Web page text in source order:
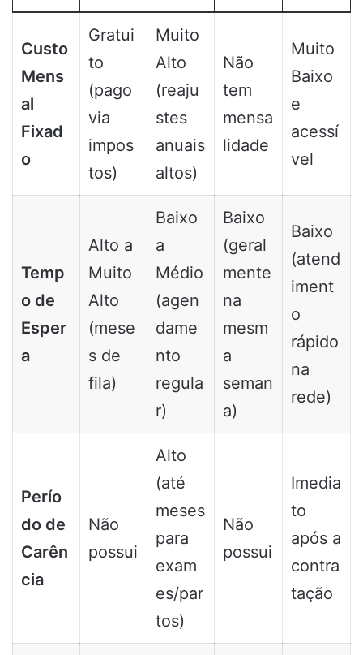
Custo
Mens
al
Fixad
o
Gratui
to
(pago
via
impos
tos)
Muito
Alto
(reaju
stes
anuais
altos)
Não
tem
mensa
lidade
Muito
Baixo
e
acessí
vel
Temp
o de
Esper
a
Alto a
Muito
Alto
(mese
s de
fila)
Baixo
a
Médio
(agen
dame
nto
regula
r)
Baixo
(geral
mente
na
mesm
a
seman
a)
Baixo
(atend
iment
o
rápido
na
rede)
Perío
do de
Carên
cia
Não
possui
Alto
(até
meses
para
exam
es/par
tos)
Não
possui
Imedia
to
após a
contra
tação